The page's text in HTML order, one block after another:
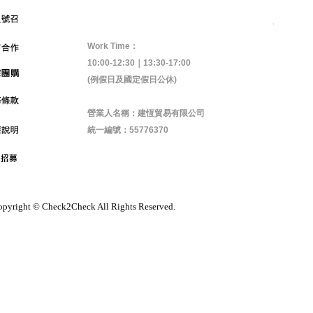
Work Time：
10:00-12:30｜13:30-17:00
(例假日及國定假日公休)
營業人名稱：建恆貿易有限公司
統一編號：55776370
© Check2Check All Rights Reserved.